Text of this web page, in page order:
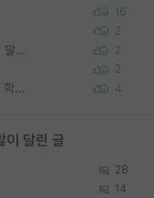
16
2
타대학원 컨텍 준비중인데, 지도교수님께는 언제 말씀드려야 할까요? 2
2
우리나라도 학구 열풍보면 Higher Doctorate 학위가 필요하다고 봅니다. 4
이 달린 글
28
14